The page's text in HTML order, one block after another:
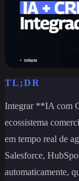
TL;DR
Integrar **IA com
ecossistema
em tempo real de
Salesforce,
automaticamente,